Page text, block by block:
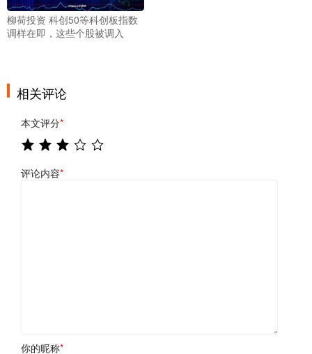
柳荷投资 科创50等科创板指数
调样在即，这些个股被调入
相关评论
本文评分*
评论内容*
你的昵称*